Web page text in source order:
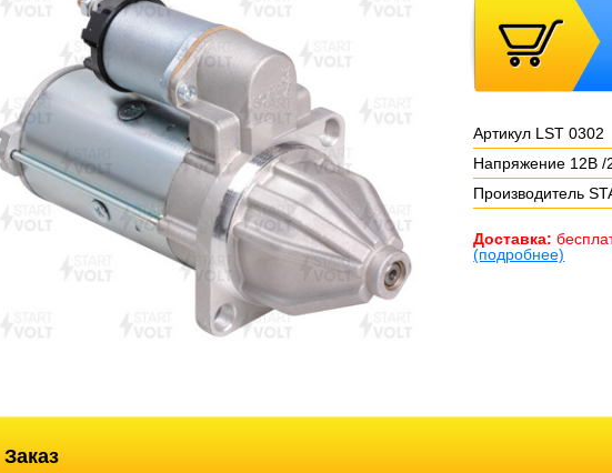
Артикул LST 0302
Напряжение 12В /
Производитель
Доставка:
(подробнее)
Заказ